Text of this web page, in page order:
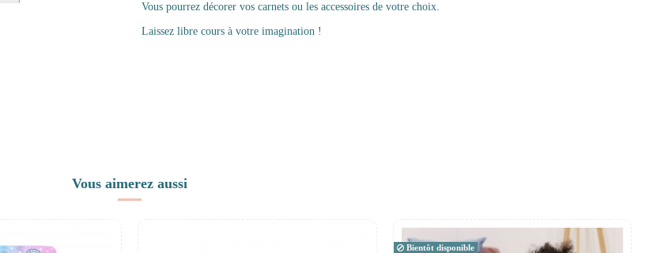
Vous pourrez décorer vos carnets ou les accessoires de votre choix.
Laissez libre cours à votre imagination !
Vous aimerez aussi
Bientôt disponible